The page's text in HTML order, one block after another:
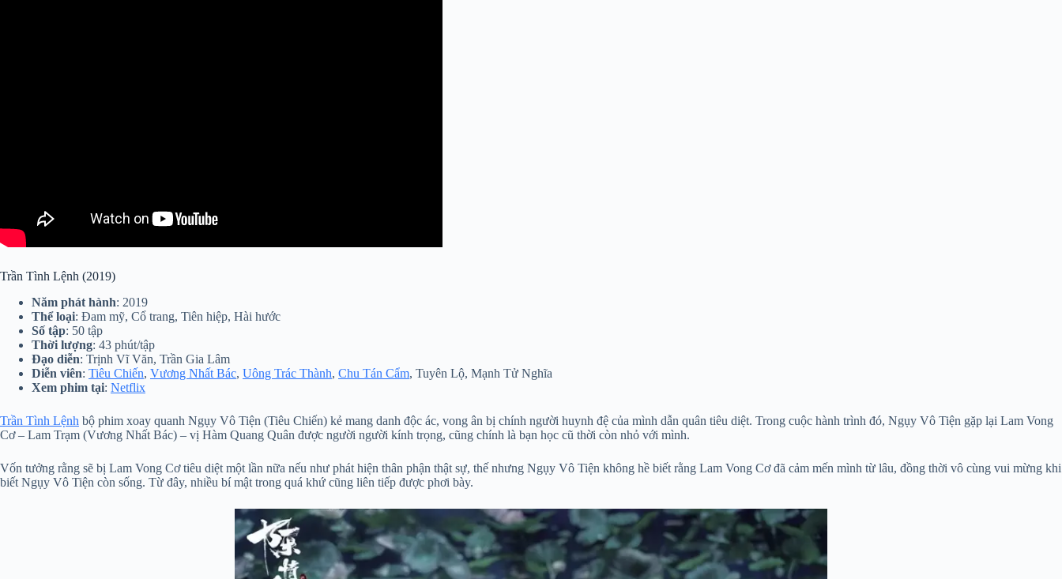
Trần Tình Lệnh (2019)
Năm phát hành: 2019
Thể loại: Đam mỹ, Cổ trang, Tiên hiệp, Hài hước
Số tập: 50 tập
Thời lượng: 43 phút/tập
Đạo diễn: Trịnh Vĩ Văn, Trần Gia Lâm
Diễn viên: Tiêu Chiến, Vương Nhất Bác, Uông Trác Thành, Chu Tán Cẩm, Tuyên Lộ, Mạnh Tử Nghĩa
Xem phim tại: Netflix
Trần Tình Lệnh bộ phim xoay quanh Ngụy Vô Tiện (Tiêu Chiến) kẻ mang danh độc ác, vong ân bị chính người huynh đệ của mình dẫn quân tiêu diệt. Trong cuộc hành trình đó, Ngụy Vô Tiện gặp lại Lam Vong
Cơ – Lam Trạm (Vương Nhất Bác) – vị Hàm Quang Quân được người người kính trọng, cũng chính là bạn học cũ thời còn nhỏ với mình.
Vốn tưởng rằng sẽ bị Lam Vong Cơ tiêu diệt một lần nữa nếu như phát hiện thân phận thật sự, thế nhưng Ngụy Vô Tiện không hề biết rằng Lam Vong Cơ đã cảm mến mình từ lâu, đồng thời vô cùng vui mừng khi
biết Ngụy Vô Tiện còn sống. Từ đây, nhiều bí mật trong quá khứ cũng liên tiếp được phơi bày.